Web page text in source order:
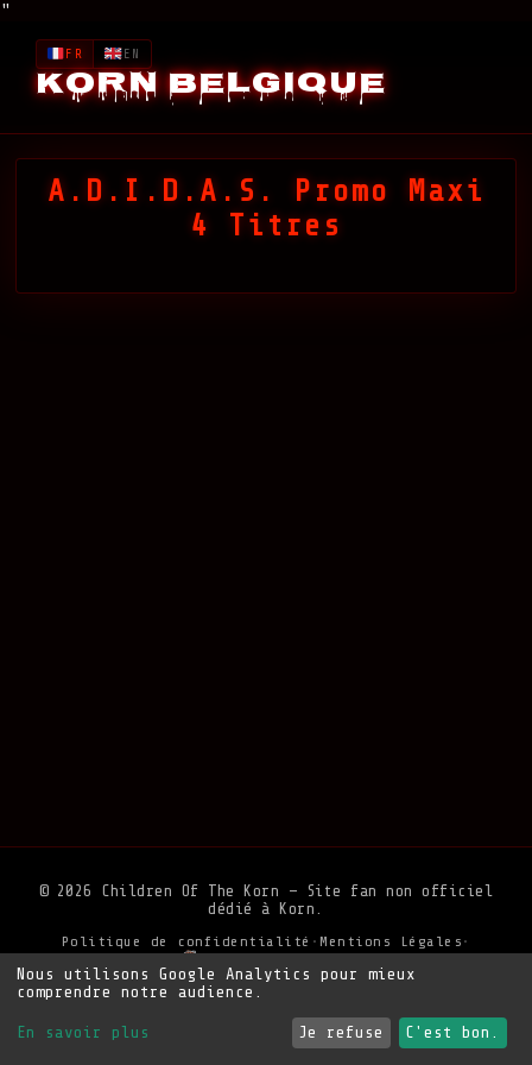
"
Korn Belgique
FR EN
A.D.I.D.A.S. Promo Maxi
4 Titres
© 2026 Children Of The Korn — Site fan non officiel
dédié à Korn.
Politique de confidentialité • Mentions Légales •
Soutenir le site
Nous utilisons Google Analytics pour mieux
comprendre notre audience.
En savoir plus Je refuse C'est bon.